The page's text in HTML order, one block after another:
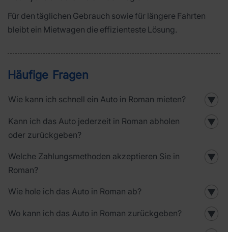
Für den täglichen Gebrauch sowie für längere Fahrten
bleibt ein Mietwagen die effizienteste Lösung.
Häufige Fragen
Wie kann ich schnell ein Auto in Roman mieten? ▼
Kann ich das Auto jederzeit in Roman abholen
oder zurückgeben?
▼
Welche Zahlungsmethoden akzeptieren Sie in
Roman?
▼
Wie hole ich das Auto in Roman ab? ▼
Wo kann ich das Auto in Roman zurückgeben? ▼